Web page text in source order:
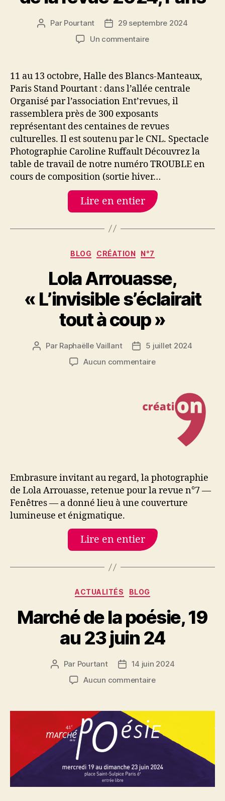
Auteur
Par Pourtant
Date29 septembre 2024
Un commentairesur
34e
de
la
revue
2024,
Paris
11 au 13 octobre, Halle des Blancs-Manteaux,
Paris Stand Pourtant : dans l’allée centrale
Organisé par l’association Ent’revues, il
rassemblera près de 300 exposants
représentant des centaines de revues
culturelles. Il est soutenu par le CNL. Spectacle
Photographie Caroline Ruffault Découvrez la
table de travail de notre numéro TROUBLE en
cours de composition (sortie hiver…
Lire en entier
Catégories
BLOG CRÉATION N°7
Lola Arrouasse,
« L’invisible s’éclairait
tout à coup »
Auteur
Par Raphaëlle Vaillant
Date
de
5 juillet 2024
Aucun commentairesur
« L’invisible
s’éclairait
coup »
Embrasure invitant au regard, la photographie
de Lola Arrouasse, retenue pour la revue n°7 —
Fenêtres — a donné lieu à une couverture
lumineuse et énigmatique.
Lire en entier
Catégories
ACTUALITÉS BLOG
Marché de la poésie, 19
au 23 juin 24
Auteur
l’article
Par Pourtant
Date14 juin 2024
Aucun commentairesur
la
poésie,
19
juin